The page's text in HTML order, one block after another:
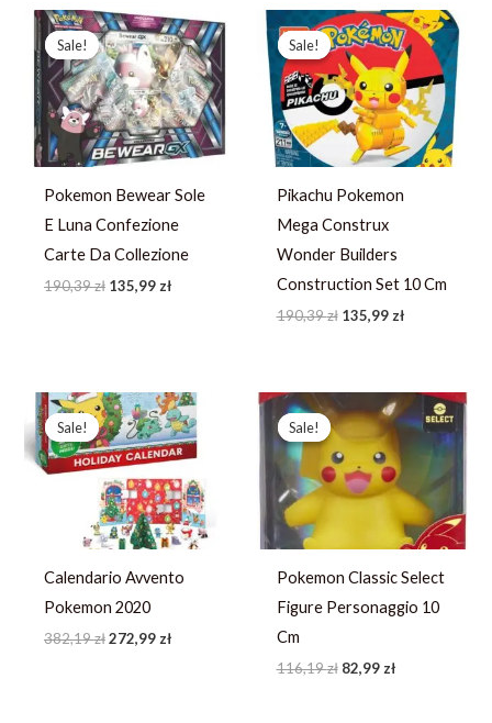
Sale!
Sale!
Pokemon Bewear Sole
E Luna Confezione
Carte Da Collezione
190,39zł
Pierwotna
cena
wynosiła:
190,39 zł.
135,99 zł
Aktualna
cena
wynosi:
135,99 zł.
Sale!
Sale!
Pikachu Pokemon
Mega Construx
Wonder Builders
Construction Set 10 Cm
190,39zł
Pierwotna
cena
wynosiła:
190,39 zł.
135,99 zł
Aktualna
cena
wynosi:
135,99 zł.
Sale!
Sale!
Calendario Avvento
Pokemon 2020
382,19zł
Pierwotna
cena
wynosiła:
382,19 zł.
272,99zł
Aktualna
cena
wynosi:
272,99 zł.
Sale!
Sale!
Pokemon Classic Select
Figure Personaggio 10
Cm
116,19zł
Pierwotna
cena
wynosiła:
116,19 zł.
82,99zł
Aktualna
cena
wynosi:
82,99 zł.